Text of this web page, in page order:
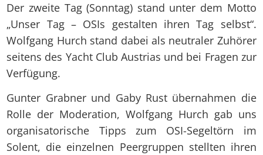
Der zweite Tag (Sonntag) stand unter dem Motto
„Unser Tag – OSIs gestalten ihren Tag selbst“.
Wolfgang Hurch stand dabei als neutraler Zuhörer
seitens des Yacht Club Austrias und bei Fragen zur
Verfügung.
Gunter Grabner und Gaby Rust übernahmen die
Rolle der Moderation, Wolfgang Hurch gab uns
organisatorische Tipps zum OSI-Segeltörn im
Solent, die einzelnen Peergruppen stellten ihren